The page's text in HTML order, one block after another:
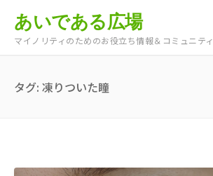
あいである広場
マイノリティのためのお役立ち情報＆コミュニティ
タグ: 凍りついた瞳